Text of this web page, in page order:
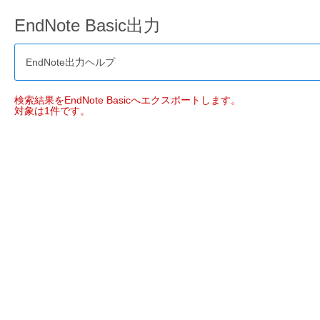
EndNote Basic出力
EndNote出力ヘルプ
検索結果をEndNote Basicへエクスポートします。
対象は1件です。